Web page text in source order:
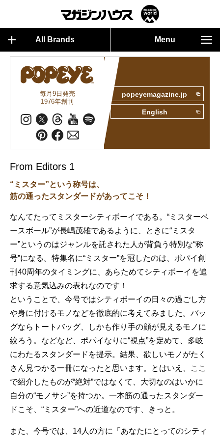
All Brands Menu
毎月9日発売
1976年創刊
popeyemagazine.jp
English
From Editors 1
“ミスター”という称号は、
筋の通ったスタンダードがあってこそ！
なんてたってミスターシティボーイである。“ミスターベ
ースボール”が長嶋茂雄であるように、ときに“ミスタ
ー”というのはジャンルを託された人が背負う特別な“称
号”になる。特集名に“ミスター”を冠したのは、ポパイ創
刊40周年のタイミングに、あらためてシティボーイを追
求する意気込みの表れなのです！
ということで、今号ではシティボーイの日々の過ごし方
や身に付けるモノなどを徹底的に考えてみました。バッ
グならトートバッグ、しかも作り手の顔が見えるモノに
絞ろう。などなど、ポパイなりに“視点”を定めて、多岐
にわたるスタンダードを提示。結果、欲しいモノがたく
さん見つかる一冊になったと思います。とはいえ、ここ
で紹介したものが“絶対”ではなくて、大切なのはいかに
自分の“モノサシ”を持つか。一本筋の通ったスタンダー
ドこそ、“ミスター”への近道なのです、きっと。
また、今号では、14人の方に「あなたにとってのシティ